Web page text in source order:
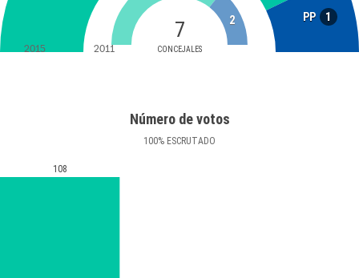
PP 1
7
CONCEJALES
2
2015 2011
Número de votos
100% ESCRUTADO
108